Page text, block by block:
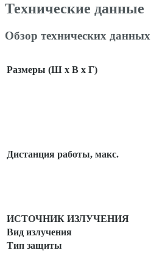
Технические данные
Обзор технических данных
Размеры (Ш x В x Г)
Дистанция работы, макс.
ИСТОЧНИК ИЗЛУЧЕНИЯ
Вид излучения
Тип защиты